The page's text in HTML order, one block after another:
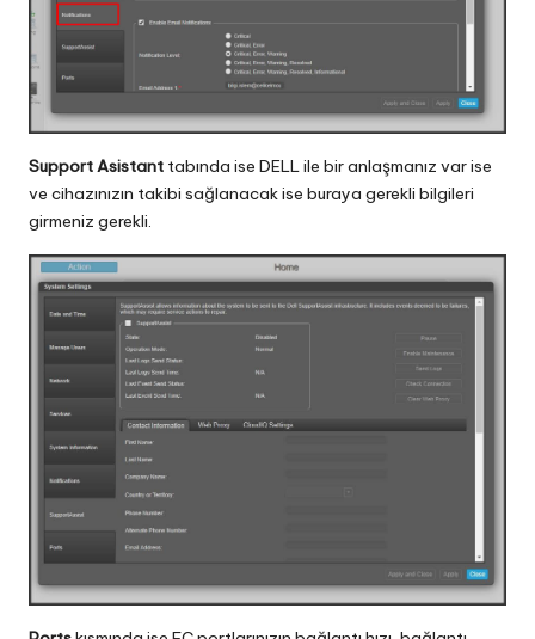
Support Asistant tabında ise DELL ile bir anlaşmanız var ise
ve cihazınızın takibi sağlanacak ise buraya gerekli bilgileri
girmeniz gerekli.